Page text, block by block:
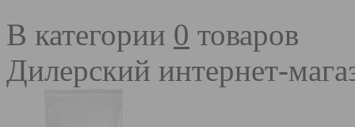
В категории 0 товаров
Дилерский интернет-